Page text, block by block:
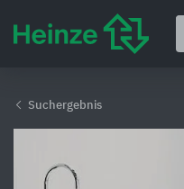
Suchergebnis